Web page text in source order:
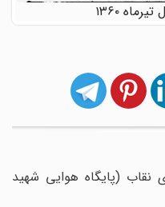
۱۳۶۰
(پایگاه هوایی شهید